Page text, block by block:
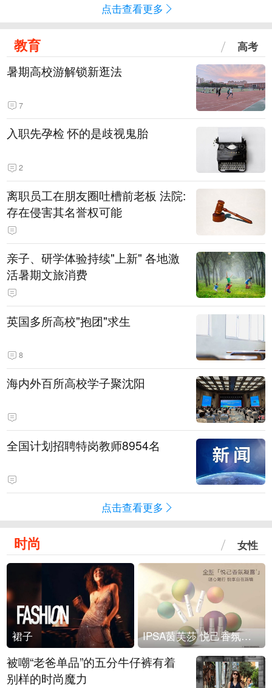
点击查看更多
教育 高考
暑期高校游解锁新逛法
7
入职先孕检 怀的是歧视鬼胎
2
离职员工在朋友圈吐槽前老板 法院:
存在侵害其名誉权可能
亲子、研学体验持续"上新" 各地激
活暑期文旅消费
英国多所高校"抱团"求生
8
海内外百所高校学子聚沈阳
全国计划招聘特岗教师8954名
点击查看更多
时尚 女性
裙子 IPSA茵芙莎 悦己香氛凝露上市
被嘲“老爸单品”的五分牛仔裤有着
别样的时尚魔力